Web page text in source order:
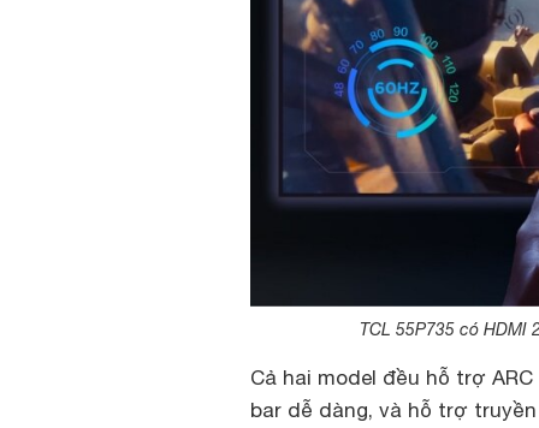
TCL 55P735 có HDMI
Cả hai model đều hỗ trợ
bar dễ dàng, và hỗ trợ